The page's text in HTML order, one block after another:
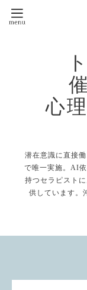
心
潜在意識に直接
で唯一実施。AI
持つセラピスト
供しています。